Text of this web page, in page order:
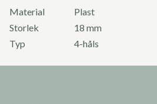
Material
Plast
Storlek
18 mm
Typ
4-håls